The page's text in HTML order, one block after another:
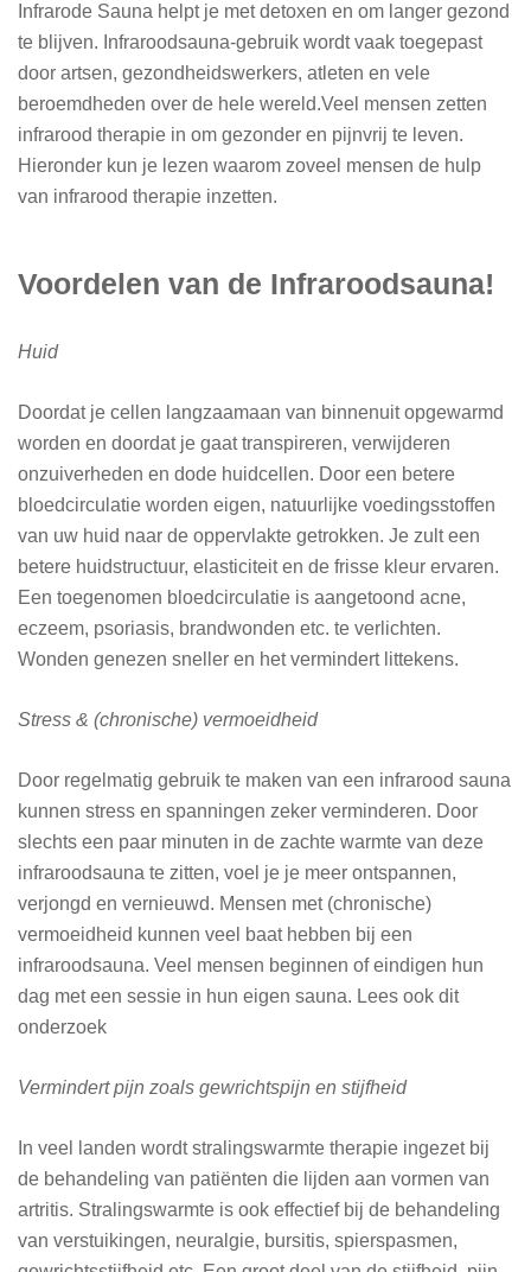
Infrarode Sauna helpt je met detoxen en om langer gezond
te blijven. Infraroodsauna-gebruik wordt vaak toegepast
door artsen, gezondheidswerkers, atleten en vele
beroemdheden over de hele wereld.Veel mensen zetten
infrarood therapie in om gezonder en pijnvrij te leven.
Hieronder kun je lezen waarom zoveel mensen de hulp
van infrarood therapie inzetten.
Voordelen van de Infraroodsauna!
Huid
Doordat je cellen langzaamaan van binnenuit opgewarmd
worden en doordat je gaat transpireren, verwijderen
onzuiverheden en dode huidcellen. Door een betere
bloedcirculatie worden eigen, natuurlijke voedingsstoffen
van uw huid naar de oppervlakte getrokken. Je zult een
betere huidstructuur, elasticiteit en de frisse kleur ervaren.
Een toegenomen bloedcirculatie is aangetoond acne,
eczeem, psoriasis, brandwonden etc. te verlichten.
Wonden genezen sneller en het vermindert littekens.
Stress & (chronische) vermoeidheid
Door regelmatig gebruik te maken van een infrarood sauna
kunnen stress en spanningen zeker verminderen. Door
slechts een paar minuten in de zachte warmte van deze
infraroodsauna te zitten, voel je je meer ontspannen,
verjongd en vernieuwd. Mensen met (chronische)
vermoeidheid kunnen veel baat hebben bij een
infraroodsauna. Veel mensen beginnen of eindigen hun
dag met een sessie in hun eigen sauna. Lees ook dit
onderzoek
Vermindert pijn zoals gewrichtspijn en stijfheid
In veel landen wordt stralingswarmte therapie ingezet bij
de behandeling van patiënten die lijden aan vormen van
artritis. Stralingswarmte is ook effectief bij de behandeling
van verstuikingen, neuralgie, bursitis, spierspasmen,